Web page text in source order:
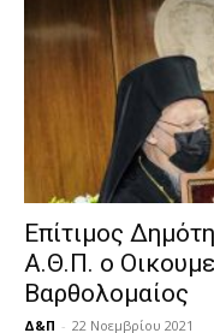
Επίτιμος
Α.Θ.Π. ο
Βαρθολομαίος
Δ&Π - 22 Νοεμβρίου 2021